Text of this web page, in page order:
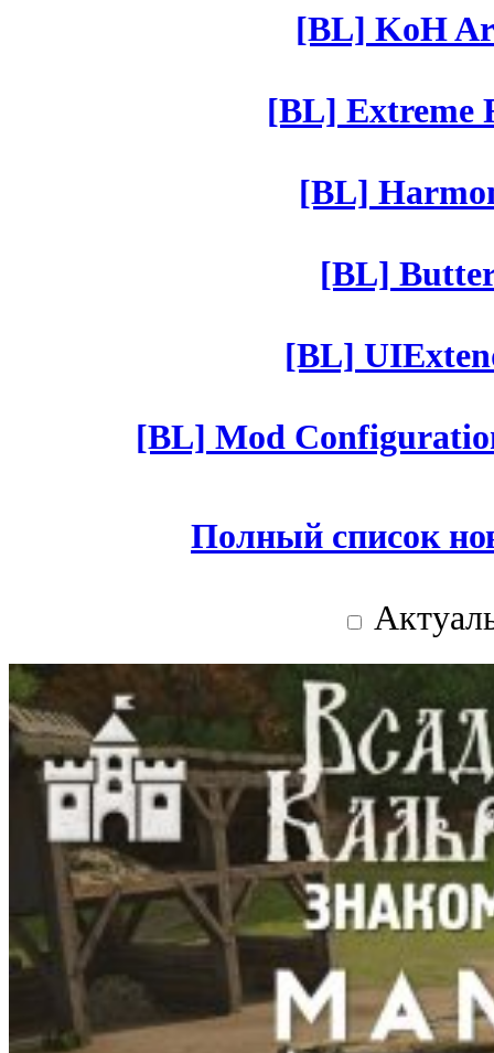
[BL] KoH
[BL] Extreme
[BL]
[BL]
[BL]
[BL] Mod
Полный список